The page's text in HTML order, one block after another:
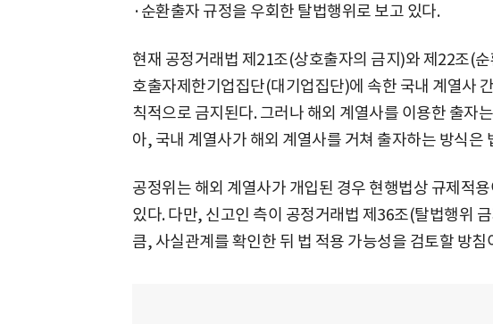
·순환출자 규정을 우회한 탈법행위로 보고 있다.
현재 공정거래법 제21조(상호출자의 금지)와 제22조(
호출자제한기업집단(대기업집단)에 속한 국내 계열사
칙적으로 금지된다. 그러나 해외 계열사를 이용한 출자
아, 국내 계열사가 해외 계열사를 거쳐 출자하는 방식은
공정위는 해외 계열사가 개입된 경우 현행법상 규제적
있다. 다만, 신고인 측이 공정거래법 제36조(탈법행위
큼, 사실관계를 확인한 뒤 법 적용 가능성을 검토할 방침